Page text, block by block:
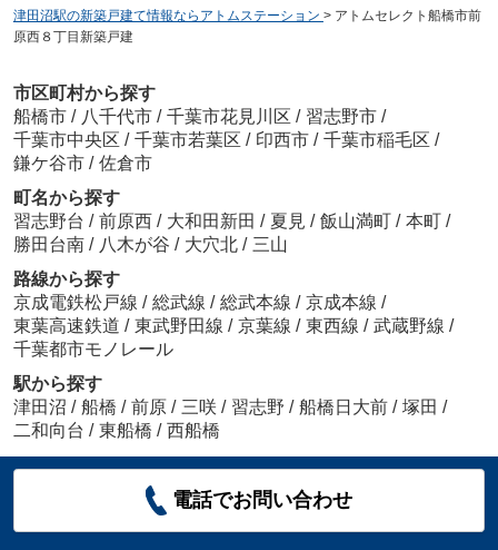
津田沼駅の新築戸建て情報ならアトムステーション > アトムセレクト船橋市前
原西８丁目新築戸建
市区町村から探す
船橋市 / 八千代市 / 千葉市花見川区 / 習志野市 /
千葉市中央区 / 千葉市若葉区 / 印西市 / 千葉市稲毛区 /
鎌ケ谷市 / 佐倉市
町名から探す
習志野台 / 前原西 / 大和田新田 / 夏見 / 飯山満町 / 本町 /
勝田台南 / 八木が谷 / 大穴北 / 三山
路線から探す
京成電鉄松戸線 / 総武線 / 総武本線 / 京成本線 /
東葉高速鉄道 / 東武野田線 / 京葉線 / 東西線 / 武蔵野線 /
千葉都市モノレール
駅から探す
津田沼 / 船橋 / 前原 / 三咲 / 習志野 / 船橋日大前 / 塚田 /
二和向台 / 東船橋 / 西船橋
電話でお問い合わせ